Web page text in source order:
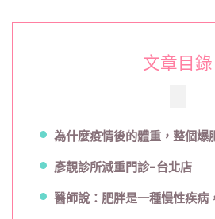
瘦
台
北
所〉
文章目錄
為什麼疫情後的體重，整個爆
彥靚診所減重門診-台北店
醫師說：肥胖是一種慢性疾病